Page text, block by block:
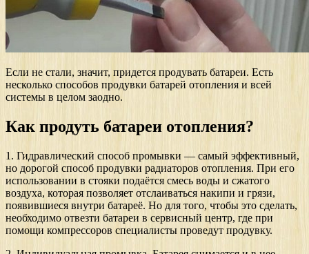
Если не стали, значит, придется продувать батареи. Есть
несколько способов продувки батарей отопления и всей
системы в целом заодно.
Как продуть батареи отопления?
1. Гидравлический способ промывки — самый эффективный,
но дорогой способ продувки радиаторов отопления. При его
использовании в стояки подаётся смесь воды и сжатого
воздуха, которая позволяет отслаиваться накипи и грязи,
появившиеся внутри батареё. Но для того, чтобы это сделать,
необходимо отвезти батареи в сервисный центр, где при
помощи компрессоров специалисты проведут продувку.